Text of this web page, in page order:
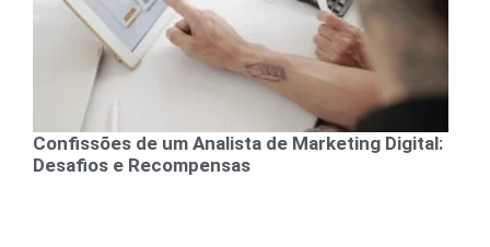
Confissões de um Analista de Marketing Digital:
Desafios e Recompensas